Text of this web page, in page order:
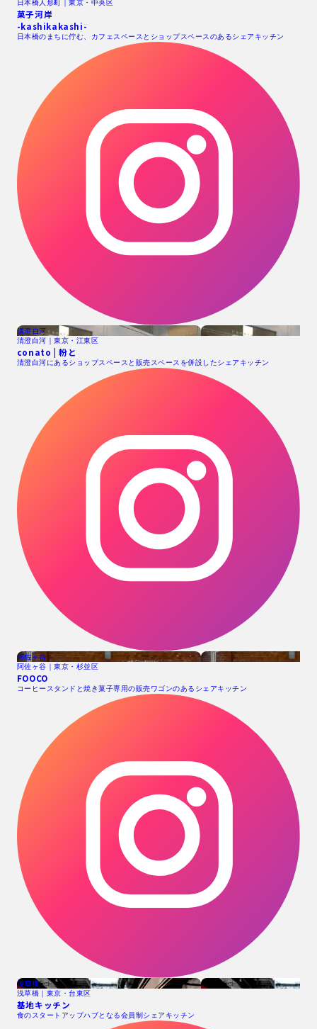
日本橋人形町｜東京・中央区
菓子河岸
-kashikakashi-
日本橋のまちに佇む、カフェスペースとショップスペースのあるシェアキッチン
清澄白河
清澄白河｜東京・江東区
conato | 粉と
清澄白河にあるショップスペースと販売スペースを併設したシェアキッチン
阿佐ヶ谷
阿佐ヶ谷｜東京・杉並区
FOOCO
コーヒースタンドと焼き菓子専用の販売ワゴンのあるシェアキッチン
浅草橋
浅草橋｜東京・台東区
基地キッチン
食のスタートアップハブとなる会員制シェアキッチン